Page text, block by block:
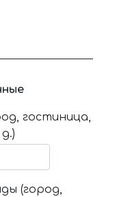
гостиница,
(город,